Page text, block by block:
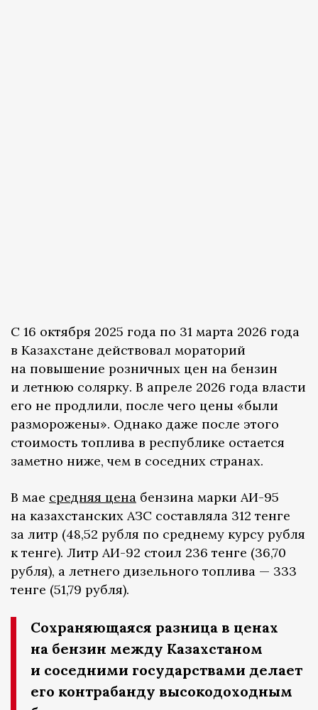
С 16 октября 2025 года по 31 марта 2026 года
в Казахстане действовал мораторий
на повышение розничных цен на бензин
и летнюю солярку. В апреле 2026 года власти
его не продлили, после чего цены «были
разморожены». Однако даже после этого
стоимость топлива в республике остается
заметно ниже, чем в соседних странах.
В мае средняя цена бензина марки АИ-95
на казахстанских АЗС составляла 312 тенге
за литр (48,52 рубля по среднему курсу рубля
к тенге). Литр АИ-92 стоил 236 тенге (36,70
рубля), а летнего дизельного топлива — 333
тенге (51,79 рубля).
Сохраняющаяся разница в ценах
на бензин между Казахстаном
и соседними государствами делает
его контрабанду высокодоходным